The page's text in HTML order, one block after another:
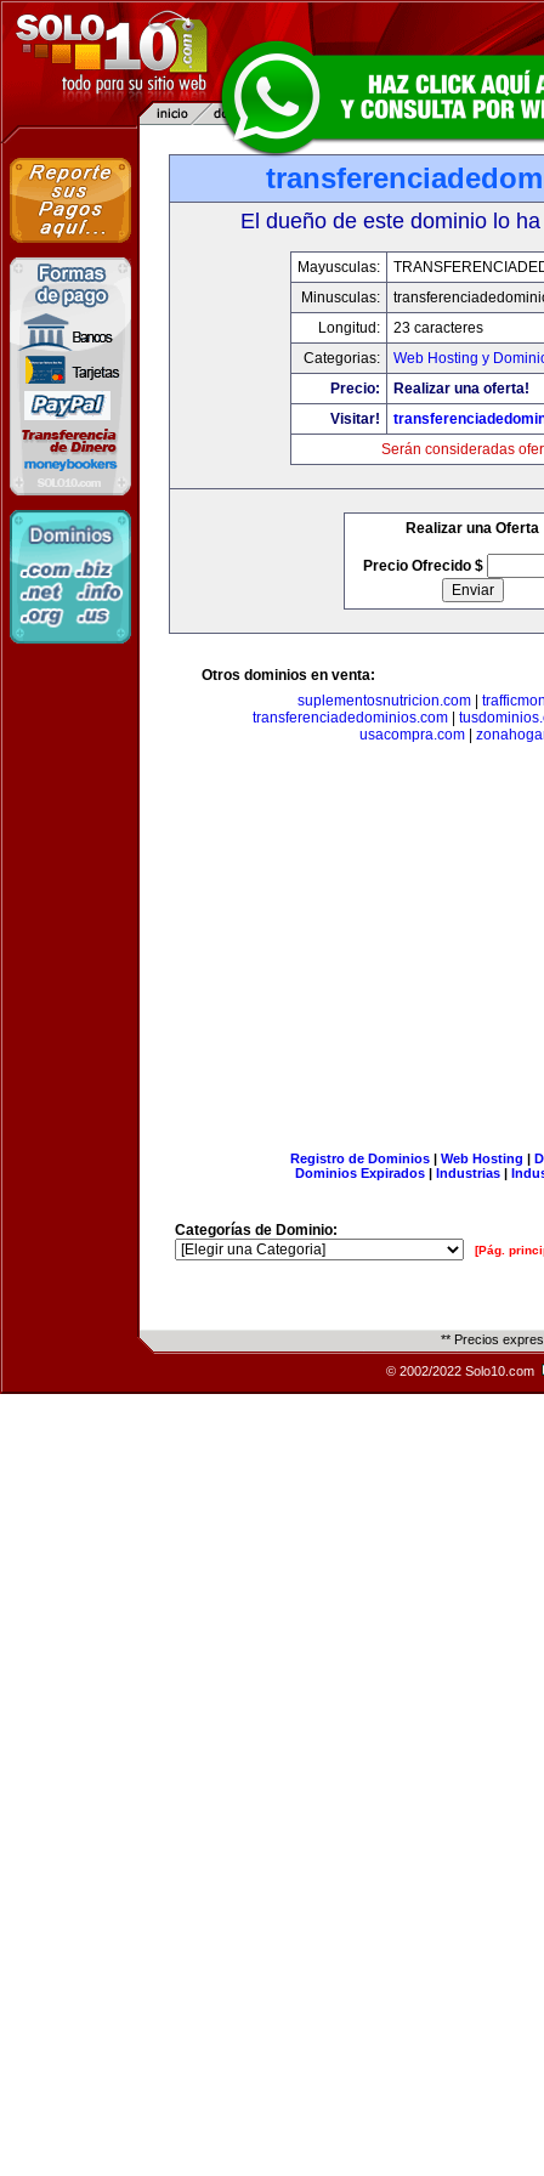
El dueño de este dominio lo
Mayusculas:
Minusculas:
Longitud:
23 caracteres
Categorias:
Web Hosting y
Precio:
Realizar una oferta!
Visitar!
Serán consideradas
Realizar una Oferta
Precio Ofrecido $
Otros dominios en venta:
suplementosnutricion.com|
transferenciadedominios.com|
usacompra.com
Registro de Dominios| Web Hosting |
Dominios Expirados | Industrias |
Categorías de Dominio:
[Pág.
** Precios
© 2002/2022 Solo10.com